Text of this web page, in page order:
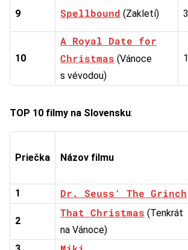
9 Spellbound (Zakletí) 3
10
A Royal Date for
Christmas (Vánoce
s vévodou)
1
TOP 10 filmy na Slovensku:
Priečka Názov filmu
1
Dr. Seuss‘ The Grinch
2
That Christmas (Tenkrát
na Vánoce)